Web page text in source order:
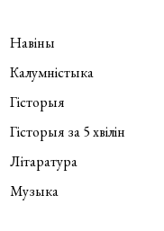
Навіны
Калумністыка
Гісторыя
Гісторыя за 5 хвілін
Літаратура
Музыка